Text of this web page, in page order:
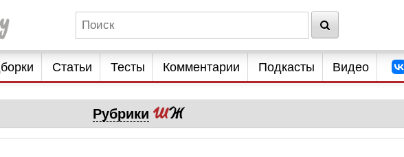
Статьи Тесты Комментарии Подкасты Видео
Рубрики